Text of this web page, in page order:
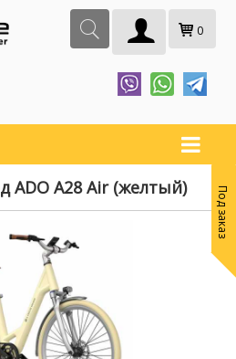
0
ADO A28 Air (желтый) Под заказ